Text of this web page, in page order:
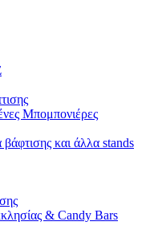
Μπομπονιέρες
και άλλα stands
& Candy Bars